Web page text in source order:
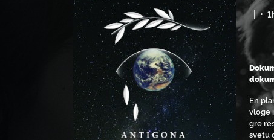
| •
En
vloge
gre
svetu